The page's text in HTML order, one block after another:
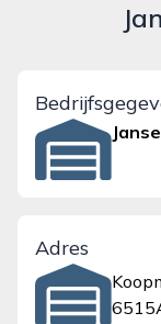
Adres